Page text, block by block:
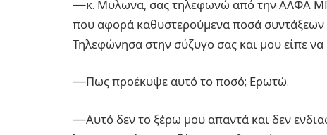
—κ. Μυλωνα, σας τηλεφωνώ από την ΑΛΦΑ
που αφορά καθυστερούμενα ποσά συντάξεων
Τηλεφώνησα στην σύζυγο σας και μου είπε να
—Πως προέκυψε αυτό το ποσό; Ερωτώ.
—Αυτό δεν το ξέρω μου απαντά και δεν